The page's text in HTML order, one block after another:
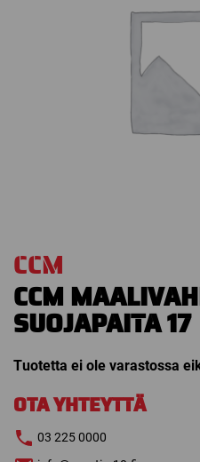
CCM
CCM
SUOJAPAITA 17
Tuotetta ei ole varastossa
OTA YHTEYTTÄ
03 225 0000